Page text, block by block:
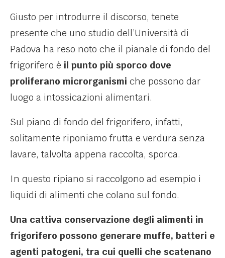
Giusto per introdurre il discorso, tenete
presente che uno studio dell’Università di
Padova ha reso noto che il pianale di fondo del
frigorifero è il punto più sporco dove
proliferano microrganismi che possono dar
luogo a intossicazioni alimentari.
Sul piano di fondo del frigorifero, infatti,
solitamente riponiamo frutta e verdura senza
lavare, talvolta appena raccolta, sporca.
In questo ripiano si raccolgono ad esempio i
liquidi di alimenti che colano sul fondo.
Una cattiva conservazione degli alimenti in
frigorifero possono generare muffe, batteri e
agenti patogeni, tra cui quelli che scatenano